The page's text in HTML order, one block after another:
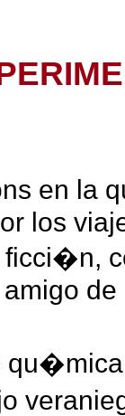
en la
los
ficci�n,